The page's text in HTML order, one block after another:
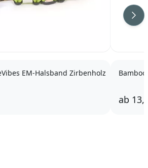
EM-Halsband Zirbenholz
ab